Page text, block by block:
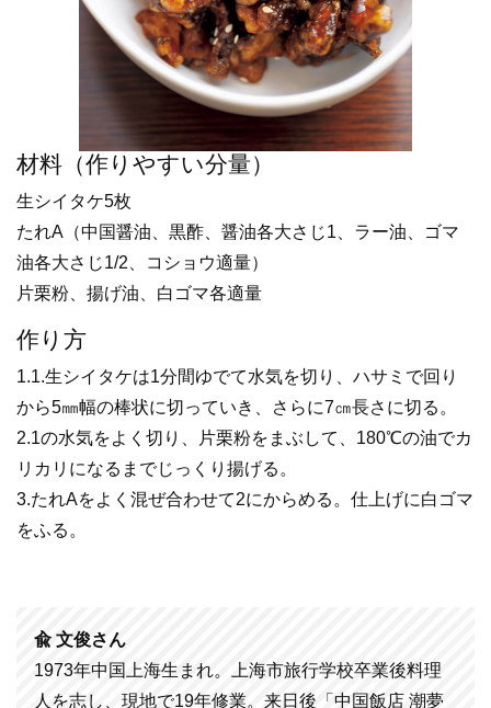
材料（作りやすい分量）
生シイタケ5枚
たれA（中国醤油、黒酢、醤油各大さじ1、ラー油、ゴマ
油各大さじ1/2、コショウ適量）
片栗粉、揚げ油、白ゴマ各適量
作り方
1.1.生シイタケは1分間ゆでて水気を切り、ハサミで回り
から5㎜幅の棒状に切っていき、さらに7㎝長さに切る。
2.1の水気をよく切り、片栗粉をまぶして、180℃の油でカ
リカリになるまでじっくり揚げる。
3.たれAをよく混ぜ合わせて2にからめる。仕上げに白ゴマ
をふる。
兪 文俊さん
1973年中国上海生まれ。上海市旅行学校卒業後料理
人を志し、現地で19年修業。来日後「中国飯店 潮夢